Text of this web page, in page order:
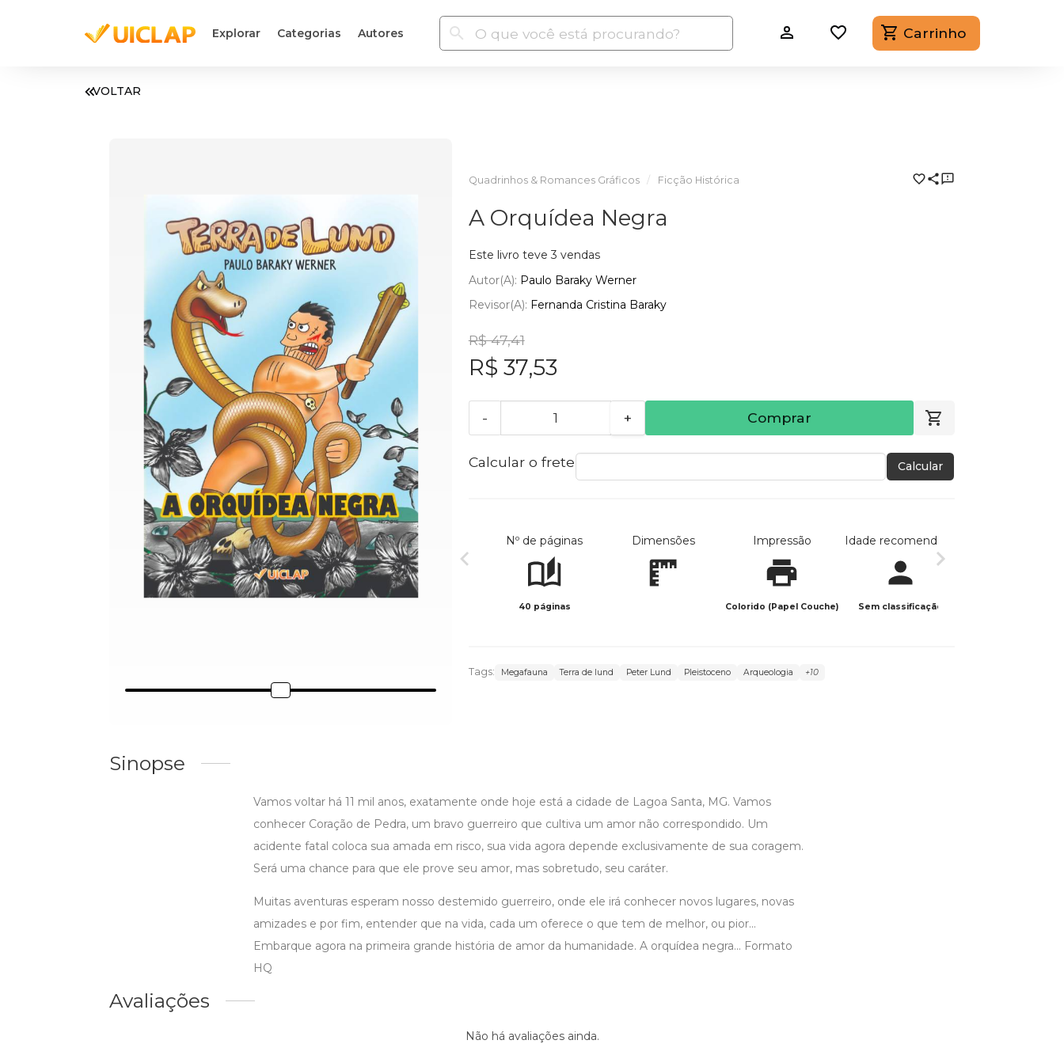
Explorar Categorias Autores Carrinho
VOLTAR
Quadrinhos & Romances Gráficos Ficção Histórica
A Orquídea Negra
Este livro teve 3 vendas
Autor(a): Paulo Baraky Werner
Revisor(a): Fernanda Cristina Baraky
R$ 47,41
R$ 37,53
- + Comprar
Calcular o frete Calcular
Nº de páginas
40 páginas
Dimensões Impressão
Colorido (Papel Couche)
Idade recomendada
Sem classificação
Tags: Megafauna Terra de lund Peter Lund Pleistoceno Arqueologia +10
Sinopse
Vamos voltar há 11 mil anos, exatamente onde hoje está a cidade de Lagoa Santa, MG. Vamos
conhecer Coração de Pedra, um bravo guerreiro que cultiva um amor não correspondido. Um
acidente fatal coloca sua amada em risco, sua vida agora depende exclusivamente de sua coragem.
Será uma chance para que ele prove seu amor, mas sobretudo, seu caráter.
Muitas aventuras esperam nosso destemido guerreiro, onde ele irá conhecer novos lugares, novas
amizades e por fim, entender que na vida, cada um oferece o que tem de melhor, ou pior...
Embarque agora na primeira grande história de amor da humanidade. A orquídea negra... Formato
HQ
Avaliações
Não há avaliações ainda.